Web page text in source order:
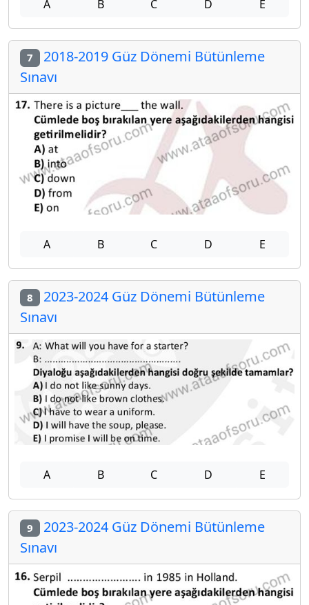
A B C D E
7 2018-2019 Güz Dönemi Bütünleme
Sınavı
A B C D E
8 2023-2024 Güz Dönemi Bütünleme
Sınavı
A B C D E
9 2023-2024 Güz Dönemi Bütünleme
Sınavı